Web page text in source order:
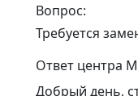
Вопрос:
Требуется
Ответ центра
Добрый день,